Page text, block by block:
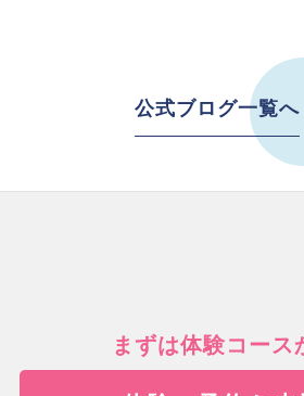
公式ブログ一覧へ
まずは体験コース